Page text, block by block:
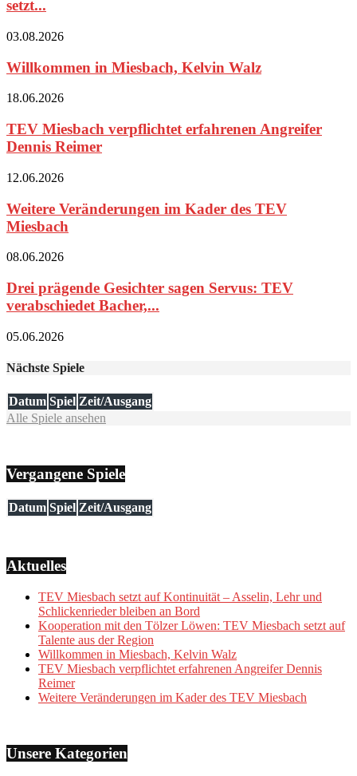
setzt...
03.08.2026
Willkommen in Miesbach, Kelvin Walz
18.06.2026
TEV Miesbach verpflichtet erfahrenen Angreifer
Dennis Reimer
12.06.2026
Weitere Veränderungen im Kader des TEV
Miesbach
08.06.2026
Drei prägende Gesichter sagen Servus: TEV
verabschiedet Bacher,...
05.06.2026
Nächste Spiele
Datum Spiel Zeit/Ausgang
Alle Spiele ansehen
Vergangene Spiele
Datum Spiel Zeit/Ausgang
Aktuelles
TEV Miesbach setzt auf Kontinuität – Asselin, Lehr und
Schlickenrieder bleiben an Bord
Kooperation mit den Tölzer Löwen: TEV Miesbach setzt auf
Talente aus der Region
Willkommen in Miesbach, Kelvin Walz
TEV Miesbach verpflichtet erfahrenen Angreifer Dennis
Reimer
Weitere Veränderungen im Kader des TEV Miesbach
Unsere Kategorien